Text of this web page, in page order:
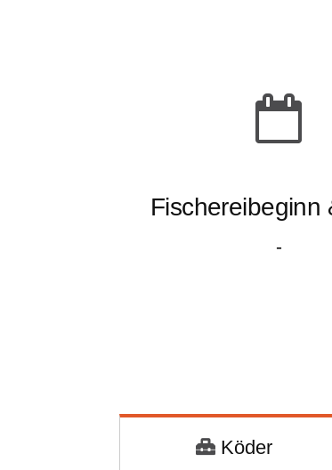
Fischereibeginn
-
Köder